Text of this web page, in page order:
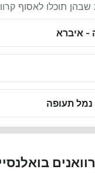
שבהן תוכלו לאסוף
- איברא
נמל תעופה